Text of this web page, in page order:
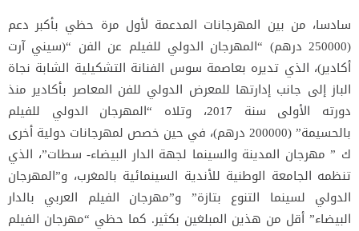
سادسا، من بين المهرجانات المدعمة لأول مرة حظي بأكبر دعم
(250000 درهم) “المهرجان الدولي للفيلم عن الفن “(سيني آرت
أكادير)، الذي تديره بعاصمة سوس الفنانة التشكيلية الشابة نجاة
الباز إلى جانب إدارتها للمعرض الدولي للفن المعاصر بأكادير منذ
دورته الأولى سنة 2017، وتلاه “المهرجان الدولي للفيلم
بالحسيمة” (200000 درهم)، في حين خصص لمهرجانات دولية أخرى
ك ” مهرجان المدينة والسينما لجهة الدار البيضاء- سطات”، الذي
تنظمه الجامعة الوطنية للأندية السينمائية بالمغرب، و”المهرجان
الدولي لسينما التنوع بتازة” و”مهرجان الفيلم العربي بالدار
البيضاء” أقل من هذين المبلغين بكثير. كما حظي “مهرجان الفيلم